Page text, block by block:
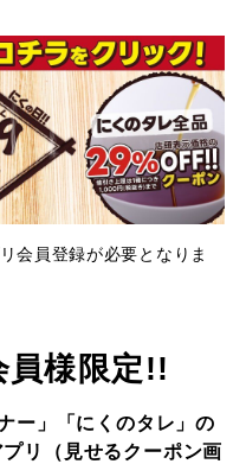
会員登録が必要となりま
様限定!!
ー」「にくのタレ」の
リ（見せるクーポン画